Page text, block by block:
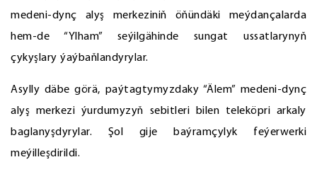
medeni-dynç alyş merkeziniň öňündäki meýdançalarda
hem-de “Ylham” seýilgähinde sungat ussatlarynyň
çykyşlary ýaýbaňlandyrylar.
Asylly däbe görä, paýtagtymyzdaky “Älem” medeni-dynç
alyş merkezi ýurdumyzyň sebitleri bilen teleköpri arkaly
baglanyşdyrylar. Şol gije baýramçylyk feýerwerki
meýilleşdirildi.